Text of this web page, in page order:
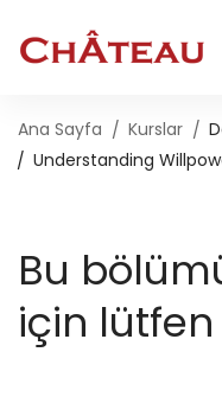
Ana Sayfa Kurslar
Understanding
Bu
için